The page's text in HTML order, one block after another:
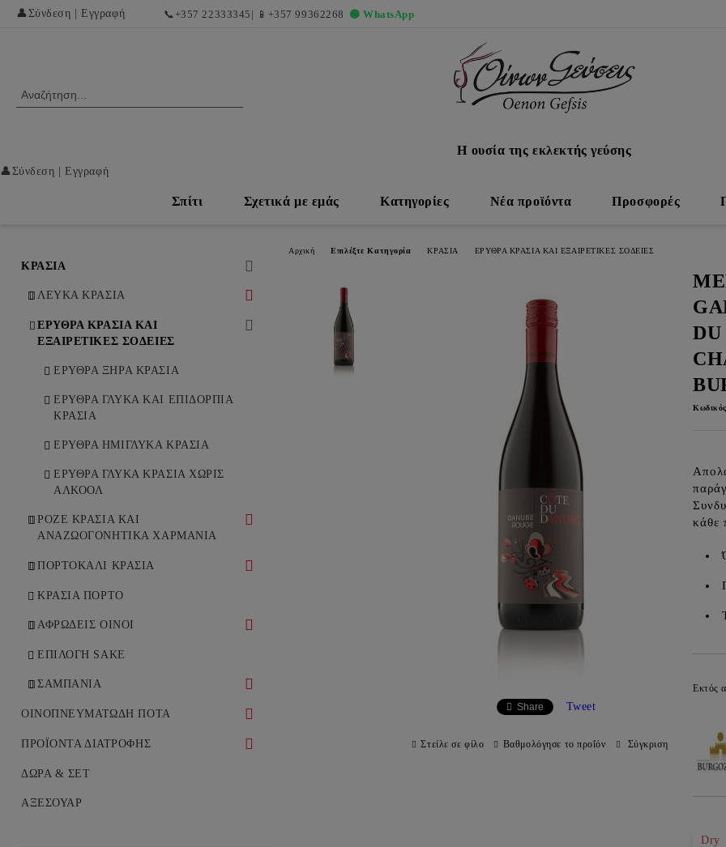
👤 Σύνδεση Εγγραφή 📞 +357 22333345 | 📱 +357 99362268 🟢 WhatsApp
Η ουσία της εκλεκτής γεύσης
👤 Σύνδεση Εγγραφή
Σπίτι Σχετικά με εμάς Κατηγορίες Νέα προϊόντα Προσφορές
ΚΡΑΣΙΑ
ΛΕΥΚΑ ΚΡΑΣΙΑ
ΛΕΥΚΑ ΞΗΡΑ ΚΡΑΣΙΑ
ΚΡΑΣΙΑ
ΕΡΥΘΡΑ ΚΡΑΣΙΑ ΚΑΙ
ΕΞΑΙΡΕΤΙΚΕΣ ΣΟΔΕΙΕΣ
ΕΡΥΘΡΑ ΞΗΡΑ ΚΡΑΣΙΑ
ΕΡΥΘΡΑ ΓΛΥΚΑ ΚΑΙ ΕΠΙΔΟΡΠΙΑ
ΚΡΑΣΙΑ
ΕΡΥΘΡΑ ΗΜΙΓΛΥΚΑ ΚΡΑΣΙΑ
ΕΡΥΘΡΑ ΓΛΥΚΑ ΚΡΑΣΙΑ ΧΩΡΙΣ
ΑΛΚΟΟΛ
ΡΟΖΕ ΚΡΑΣΙΑ ΚΑΙ
ΑΝΑΖΩΟΓΟΝΗΤΙΚΑ ΧΑΡΜΑΝΙΑ
ΡΟΖΕ ΞΗΡΑ ΚΡΑΣΙΑ
ΡΟΖΕ ΗΜΙΞΗΡΑ ΚΡΑΣΙΑ
ΠΟΡΤΟΚΑΛΙ ΚΡΑΣΙΑ
ΠΟΡΤΟΚΑΛΙ ΞΗΡΑ ΚΡΑΣΙΑ
ΚΡΑΣΙΑ ΠΟΡΤΟ
ΑΦΡΩΔΕΙΣ ΟΙΝΟΙ
ΛΕΥΚΟΙ ΑΦΡΩΔΕΙΣ ΟΙΝΟΙ
ΡΟΖΕ ΑΦΡΩΔΕΙΣ ΟΙΝΟΙ
ΕΠΙΛΟΓΗ SAKE
ΣΑΜΠΑΝΙΑ
ΛΕΥΚΗ ΣΑΜΠΑΝΙΑ
ΡΟΖΕ ΣΑΜΠΑΝΙΑ
ΟΙΝΟΠΝΕΥΜΑΤΩΔΗ ΠΟΤΑ
ΟΥΙΣΚΙ
ΚΟΝΙΑΚ
ΒΟΤΚΑ
ΠΡΟΪΟΝΤΑ ΔΙΑΤΡΟΦΗΣ
ΝΤΕΛΙΚΑΤΕΣΕΝ / ΕΚΛΕΚΤΕΣ
ΔΩΡΑ & ΣΕΤ
ΑΞΕΣΟΥΑΡ
Αρχική Επιλέξτε Κατηγορία ΚΡΑΣΙΑ ΕΡΥΘΡΑ ΚΡΑΣΙΑ ΚΑΙ ΕΞΑΙΡΕΤΙΚΕΣ ΣΟΔΕΙΕΣ
DU
κάθε
Εκτός
Dry
Share Tweet
Στείλε σε φίλο Βαθμολόγησε το προΐόν Σύγκριση